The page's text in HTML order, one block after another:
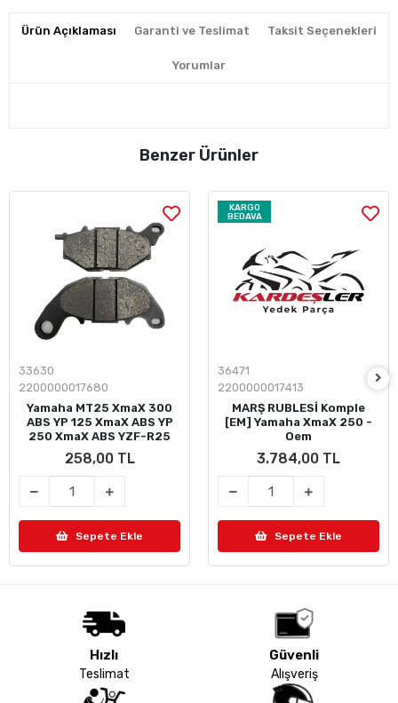
Ürün Açıklaması Garanti ve Teslimat Taksit Seçenekleri
Yorumlar
Benzer Ürünler
33630
2200000017680
ARKA FREN DİSK BALATASI
Yamaha MT25 XmaX 300
ABS YP 125 XmaX ABS YP
250 XmaX ABS YZF-R25
SAFE Brake
258,00 TL
Sepete Ekle
KARGO
BEDAVA
36471
2200000017413
MARŞ RUBLESİ Komple
[EM] Yamaha XmaX 250 -
Oem
3.784,00 TL
Sepete Ekle
Hızlı
Teslimat
Güvenli
Alışveriş